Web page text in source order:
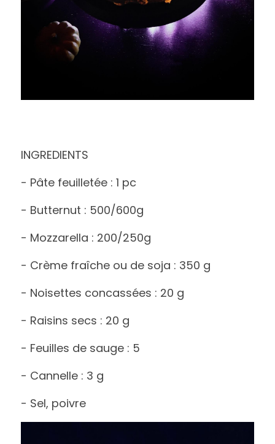
INGREDIENTS
- Pâte feuilletée : 1 pc
- Butternut : 500/600g
- Mozzarella : 200/250g
- Crème fraîche ou de soja : 350 g
- Noisettes concassées : 20 g
- Raisins secs : 20 g
- Feuilles de sauge : 5
- Cannelle : 3 g
- Sel, poivre